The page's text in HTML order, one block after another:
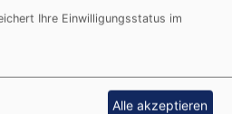
Ihre Einwilligungsstatus im
Alle akzeptieren